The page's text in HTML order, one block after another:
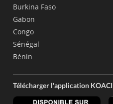
Burkina Faso
Gabon
Congo
Sénégal
Bénin
Télécharger l'application KOACI